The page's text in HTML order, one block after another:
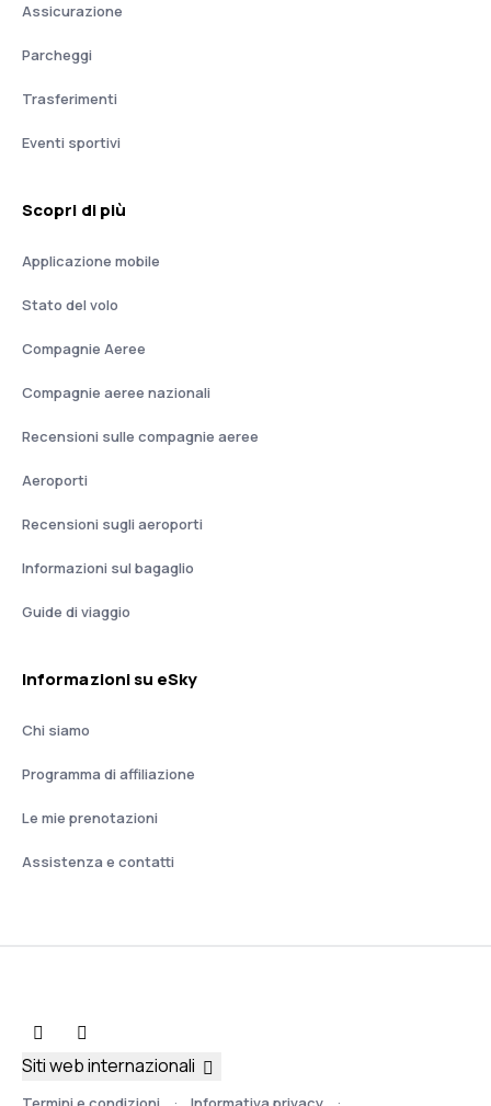
Assicurazione
Parcheggi
Trasferimenti
Eventi sportivi
Scopri di più
Applicazione mobile
Stato del volo
Compagnie Aeree
Compagnie aeree nazionali
Recensioni sulle compagnie aeree
Aeroporti
Recensioni sugli aeroporti
Informazioni sul bagaglio
Guide di viaggio
Informazioni su eSky
Chi siamo
Programma di affiliazione
Le mie prenotazioni
Assistenza e contatti
Siti web internazionali